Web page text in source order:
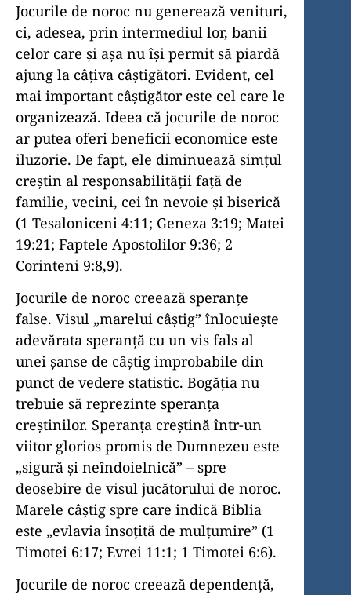
Jocurile de noroc nu generează venituri,
ci, adesea, prin intermediul lor, banii
celor care și așa nu își permit să piardă
ajung la câțiva câștigători. Evident, cel
mai important câștigător este cel care le
organizează. Ideea că jocurile de noroc
ar putea oferi beneficii economice este
iluzorie. De fapt, ele diminuează simțul
creștin al responsabilității față de
familie, vecini, cei în nevoie și biserică
(1 Tesaloniceni 4:11; Geneza 3:19; Matei
19:21; Faptele Apostolilor 9:36; 2
Corinteni 9:8,9).
Jocurile de noroc creează speranțe
false. Visul „marelui câștig” înlocuiește
adevărata speranță cu un vis fals al
unei șanse de câștig improbabile din
punct de vedere statistic. Bogăția nu
trebuie să reprezinte speranța
creștinilor. Speranța creștină într-un
viitor glorios promis de Dumnezeu este
„sigură și neîndoielnică” – spre
deosebire de visul jucătorului de noroc.
Marele câștig spre care indică Biblia
este „evlavia însoțită de mulțumire” (1
Timotei 6:17; Evrei 11:1; 1 Timotei 6:6).
Jocurile de noroc creează dependență,